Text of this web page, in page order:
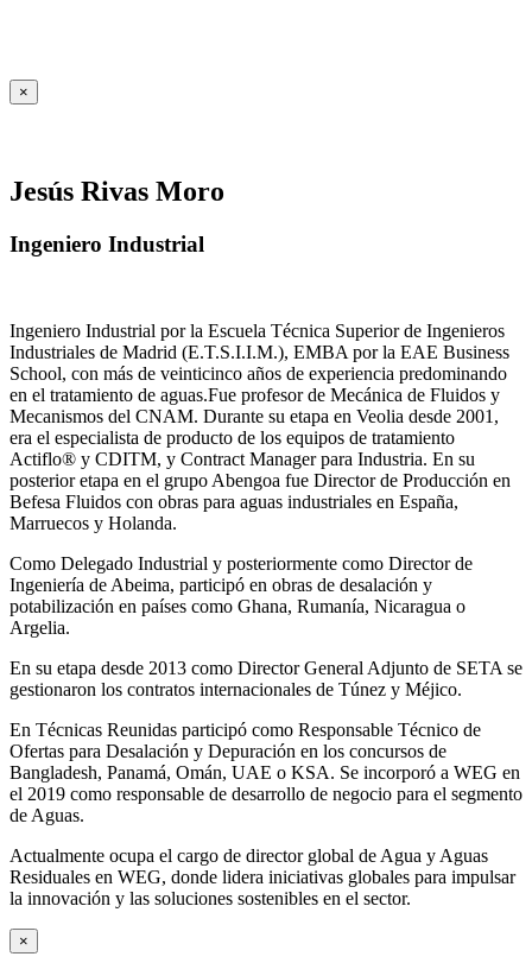
×
Jesús Rivas Moro
Ingeniero Industrial
Ingeniero Industrial por la Escuela Técnica Superior de Ingenieros
Industriales de Madrid (E.T.S.I.I.M.), EMBA por la EAE Business
School, con más de veinticinco años de experiencia predominando
en el tratamiento de aguas.Fue profesor de Mecánica de Fluidos y
Mecanismos del CNAM. Durante su etapa en Veolia desde 2001,
era el especialista de producto de los equipos de tratamiento
Actiflo® y CDITM, y Contract Manager para Industria. En su
posterior etapa en el grupo Abengoa fue Director de Producción en
Befesa Fluidos con obras para aguas industriales en España,
Marruecos y Holanda.
Como Delegado Industrial y posteriormente como Director de
Ingeniería de Abeima, participó en obras de desalación y
potabilización en países como Ghana, Rumanía, Nicaragua o
Argelia.
En su etapa desde 2013 como Director General Adjunto de SETA se
gestionaron los contratos internacionales de Túnez y Méjico.
En Técnicas Reunidas participó como Responsable Técnico de
Ofertas para Desalación y Depuración en los concursos de
Bangladesh, Panamá, Omán, UAE o KSA. Se incorporó a WEG en
el 2019 como responsable de desarrollo de negocio para el segmento
de Aguas.
Actualmente ocupa el cargo de director global de Agua y Aguas
Residuales en WEG, donde lidera iniciativas globales para impulsar
la innovación y las soluciones sostenibles en el sector.
×